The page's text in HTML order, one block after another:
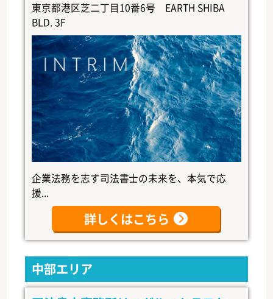
東京都港区芝二丁目10番6号 EARTH SHIBA
BLD. 3F
企業法務を志す司法書士の未来を、本気で応
援...
詳しくはこちら
中部エリア